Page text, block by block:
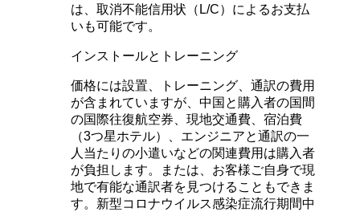
は、取消不能信用状（L/C）によるお支払
いも可能です。
インストールとトレーニング
価格には設置、トレーニング、通訳の費用
が含まれていますが、中国と購入者の国間
の国際往復航空券、現地交通費、宿泊費
（3つ星ホテル）、エンジニアと通訳の一
人当たりの小遣いなどの関連費用は購入者
が負担します。または、お客様ご自身で現
地で有能な通訳者を見つけることもできま
す。新型コロナウイルス感染症流行期間中